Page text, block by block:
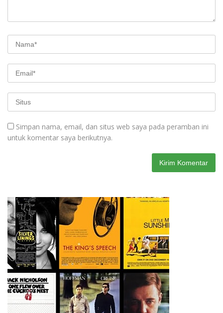
Simpan nama, email, dan situs web saya pada peramban ini
untuk komentar saya berikutnya.